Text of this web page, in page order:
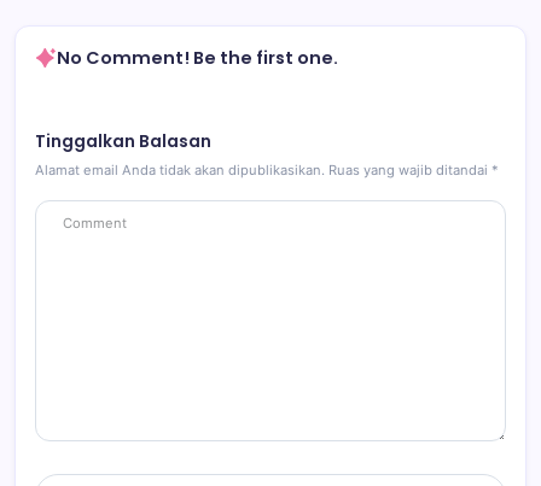
No Comment! Be the first one.
Tinggalkan Balasan
Alamat email Anda tidak akan dipublikasikan. Ruas yang wajib ditandai *